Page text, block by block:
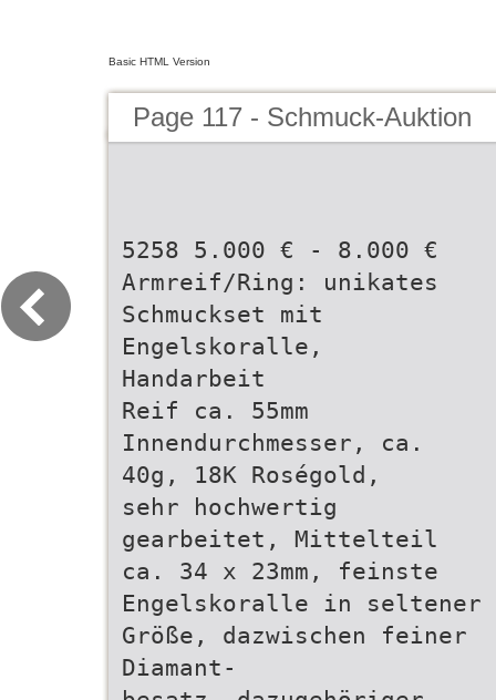
Basic HTML Version
Page 117 - Schmuck-Auktion
5258 5.000 € - 8.000 €
Armreif/Ring: unikates
Schmuckset mit
Engelskoralle,
Handarbeit
Reif ca. 55mm
Innendurchmesser, ca.
40g, 18K Roségold,
sehr hochwertig
gearbeitet, Mittelteil
ca. 34 x 23mm, feinste
Engelskoralle in seltener
Größe, dazwischen feiner
Diamant-